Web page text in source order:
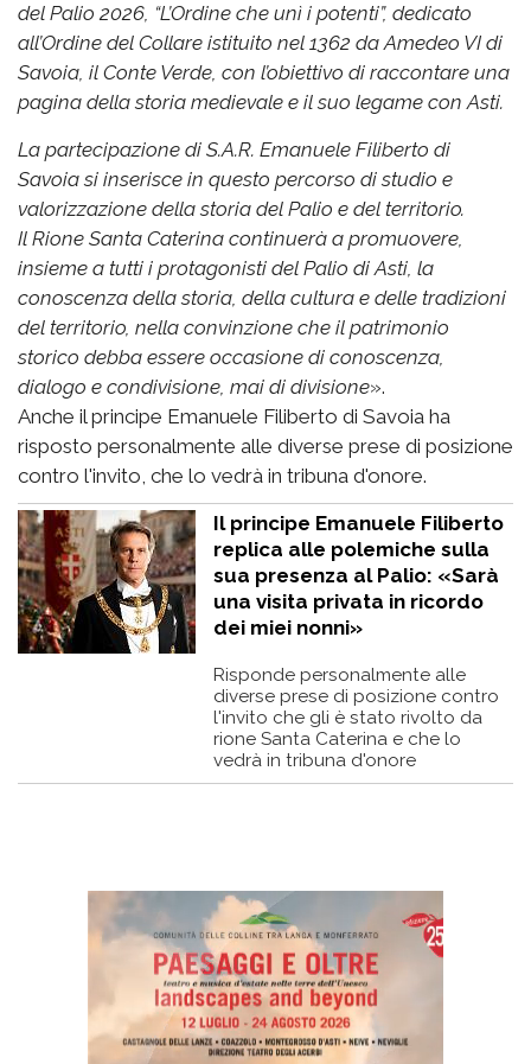
del Palio 2026, “L’Ordine che unì i potenti”, dedicato
all’Ordine del Collare istituito nel 1362 da Amedeo VI di
Savoia, il Conte Verde, con l’obiettivo di raccontare una
pagina della storia medievale e il suo legame con Asti.
La partecipazione di S.A.R. Emanuele Filiberto di
Savoia si inserisce in questo percorso di studio e
valorizzazione della storia del Palio e del territorio.
Il Rione Santa Caterina continuerà a promuovere,
insieme a tutti i protagonisti del Palio di Asti, la
conoscenza della storia, della cultura e delle tradizioni
del territorio, nella convinzione che il patrimonio
storico debba essere occasione di conoscenza,
dialogo e condivisione, mai di divisione».
Anche il principe Emanuele Filiberto di Savoia ha
risposto personalmente alle diverse prese di posizione
contro l'invito, che lo vedrà in tribuna d'onore.
Il principe Emanuele Filiberto
replica alle polemiche sulla
sua presenza al Palio: «Sarà
una visita privata in ricordo
dei miei nonni»
Risponde personalmente alle
diverse prese di posizione contro
l'invito che gli è stato rivolto da
rione Santa Caterina e che lo
vedrà in tribuna d'onore